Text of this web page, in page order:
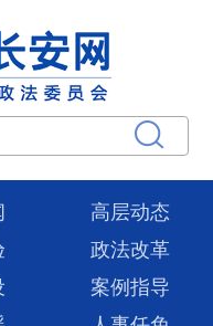
高层动态
政法改革
案例指导